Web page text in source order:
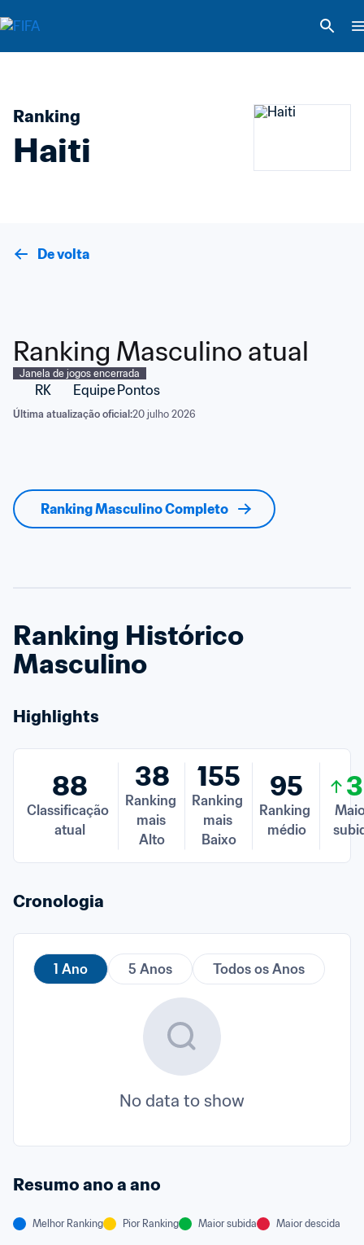
Ranking
Haiti
De volta
Ranking Masculino atual
Janela de jogos encerrada
RK Equipe Pontos
Última atualização oficial:20 julho 2026
Ranking Masculino Completo
Ranking Histórico
Masculino
Highlights
88
Classificação
atual
38
Ranking
mais
Alto
155
Ranking
mais
Baixo
95
Ranking
médio
Cronologia
1 Ano 5 Anos Todos os Anos
No data to show
Resumo ano a ano
Melhor Ranking Pior Ranking Maior subida Maior descida